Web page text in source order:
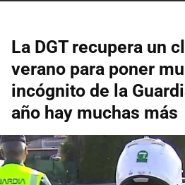
La DGT recupera un
verano para poner
incógnito de la
año hay muchas más